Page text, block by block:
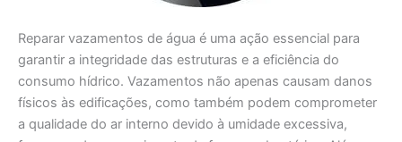
Reparar vazamentos de água é uma ação essencial para
garantir a integridade das estruturas e a eficiência do
consumo hídrico. Vazamentos não apenas causam danos
físicos às edificações, como também podem comprometer
a qualidade do ar interno devido à umidade excessiva,